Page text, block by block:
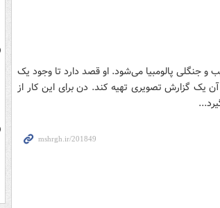
جنگلی پالومبیا می‌شود. او قصد دارد تا وجود یک
یک گزارش تصویری تهیه کند. دن برای این کار از